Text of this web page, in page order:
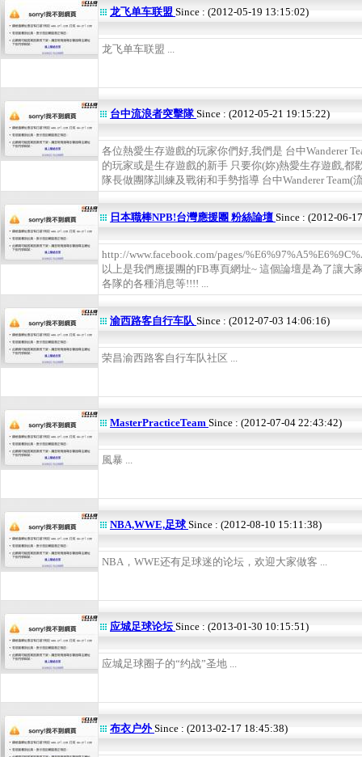
龙飞单车联盟 Since : (2012-05-19 13:15:02)
龙飞单车联盟 ...
台中流浪者突擊隊Since : (2012-05-21 19:15:22)
各位熱愛生存遊戲的玩家你們好,我們是 台中Wanderer
的玩家或是生存遊戲的新手 只要你(妳)熱愛生存遊戲,
隊長做團隊訓練及戰術和手勢指導 台中Wanderer Team(
日本職棒NPB!台灣應援團 粉絲論壇 Since : (2012-06-
http://www.facebook.com/pages/
以上是我們應援團的FB專頁網址~ 這個論壇是為了讓
各隊的各種消息等!!!! ...
渝西路客自行车队 Since : (2012-07-03 14:06:16)
荣昌渝西路客自行车队社区 ...
MasterPracticeTeam Since : (2012-07-04 22:43:42)
風暴 ...
NBA,WWE,足球Since : (2012-08-10 15:11:38)
NBA，WWE还有足球迷的论坛，欢迎大家做客 ...
应城足球论坛Since : (2013-01-30 10:15:51)
应城足球圈子的“约战”圣地 ...
布衣户外Since : (2013-02-17 18:45:38)